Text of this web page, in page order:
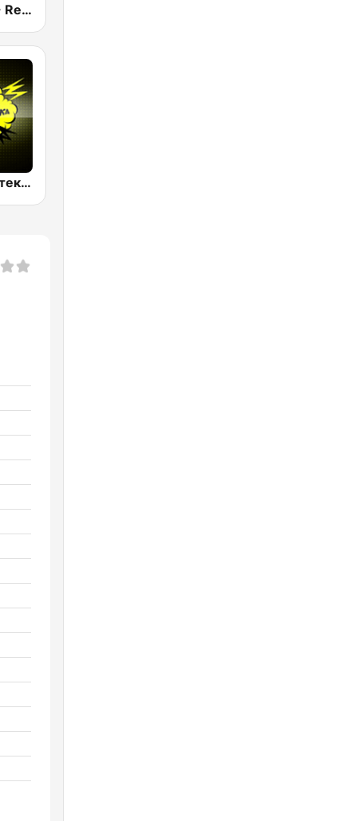
РЕТРО ХИТ - Retro Hit
Супердискотека 90х Радио Рекорд (Radio Record 90s Superdisco)